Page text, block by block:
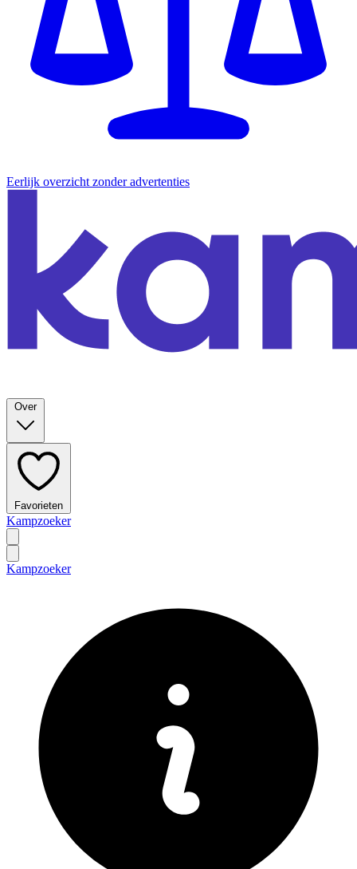
Eerlijk overzicht zonder advertenties
Over
Favorieten
Kampzoeker
Kampzoeker